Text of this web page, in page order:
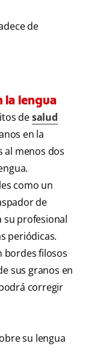
de
la lengua
desalud
en la
al menos dos
como un
de
su profesional
periódicas.
bordes filosos
sus granos en
corregir
su lengua